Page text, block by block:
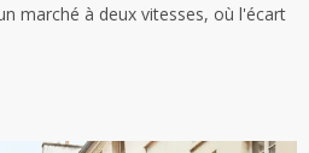
marché à deux vitesses, où l'écart